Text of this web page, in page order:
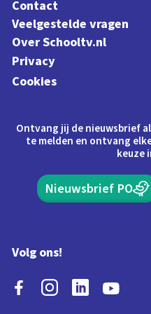
Contact
Veelgestelde vragen
Over Schooltv.nl
Privacy
Cookies
Ontvang jij de nieuwsbrief
te melden en ontvang
keuze
Nieuwsbrief PO
Volg ons!